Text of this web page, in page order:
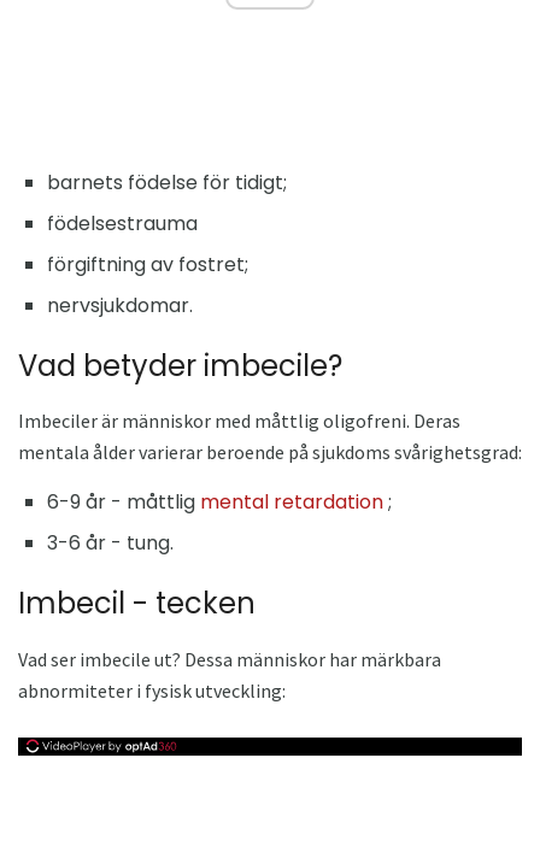
barnets födelse för tidigt;
födelsestrauma
förgiftning av fostret;
nervsjukdomar.
Vad betyder imbecile?
Imbeciler är människor med måttlig oligofreni. Deras
mentala ålder varierar beroende på sjukdoms svårighetsgrad:
6-9 år - måttlig mental retardation;
3-6 år - tung.
Imbecil - tecken
Vad ser imbecile ut? Dessa människor har märkbara
abnormiteter i fysisk utveckling: